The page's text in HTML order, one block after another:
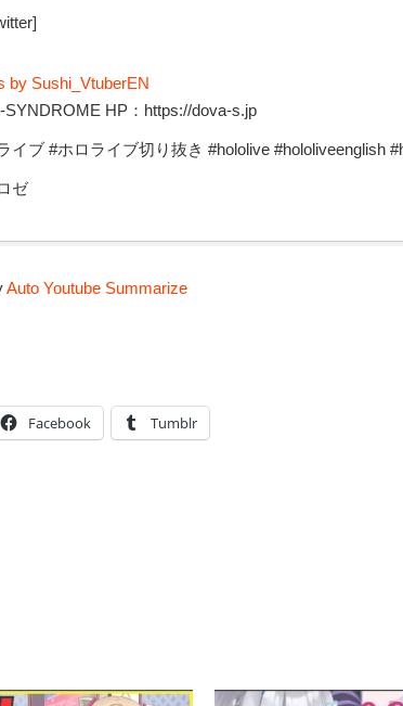
by Sushi_VtuberEN
SYNDROME HP：https://dova-s.jp
イブ #ホロライブ切り抜き #hololive #hololiveenglish
ゼ
Auto Youtube Summarize
Facebook Tumblr